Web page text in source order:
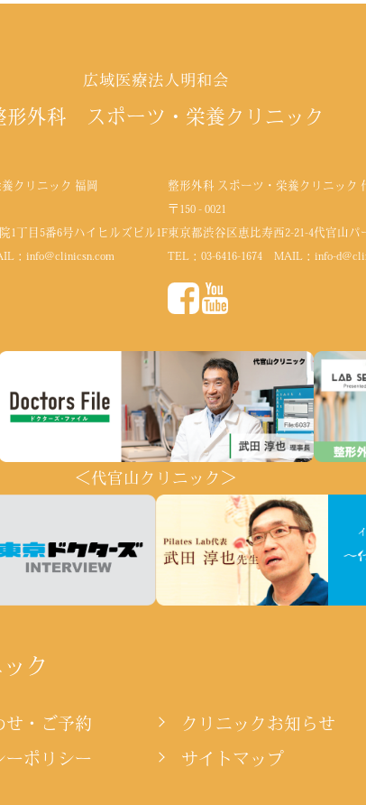
広域医療法人明和会
形外科 スポーツ・栄養クリニック
クリニック 福岡
1丁目5番6号ハイヒルズビル1F
： info@clinicsn.com
整形外科 スポーツ・栄養クリニック
〒150 - 0021
東京都渋谷区恵比寿西2-21-4代官山パ
TEL： 03-6416-1674MAIL： info-
＜代官山クリニック＞
ク
せ・ご予約 クリニックお知らせ
ーポリシー サイトマップ